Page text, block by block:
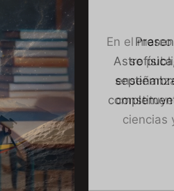
En el
se
ciencias